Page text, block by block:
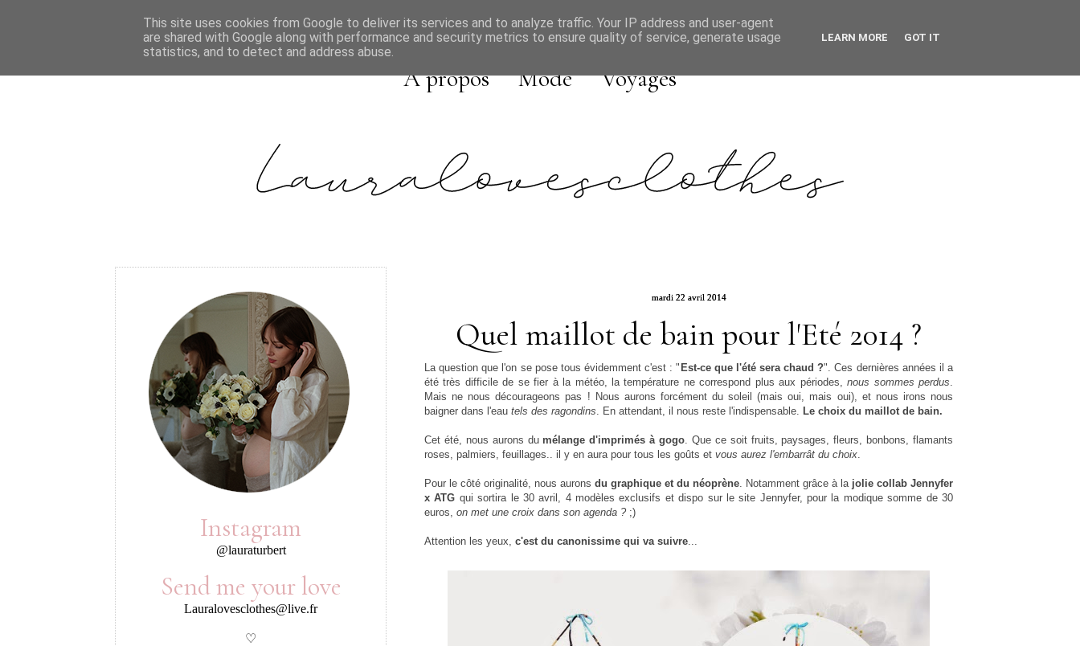
A propos Mode Voyages
mardi 22 avril 2014
Quel maillot de bain pour l'Eté 2014 ?
La question que l'on se pose tous évidemment c'est : " Est-ce que l'été sera chaud ?". Ces dernières années il a
été très difficile de se fier à la météo, la température ne correspond plus aux périodes,nous sommes perdus.
Mais ne nous décourageons pas ! Nous aurons forcément du soleil (mais oui, mais oui), et nous irons nous
baigner dans l'eau tels des ragondins. En attendant, il nous reste l'indispensable. Le choix du maillot de bain.
Cet été, nous aurons du mélange d'imprimés à gogo. Que ce soit fruits, paysages, fleurs, bonbons, flamants
roses, palmiers, feuillages.. il y en aura pour tous les goûts et vous aurez l'embarrât du choix.
Pour le côté originalité, nous aurons du graphique et du néoprène. Notamment grâce à la jolie collab Jennyfer
x ATG qui sortira le 30 avril, 4 modèles exclusifs et dispo sur le site Jennyfer, pour la modique somme de 30
euros, on met une croix dans son agenda ?;)
Attention les yeux, c'est du canonissime qui va suivre...
Instagram
@lauraturbert
Send me your love
Lauralovesclothes@live.fr
♡
This site uses cookies from Google to deliver its services and to analyze traffic. Your IP address and user-agent
are shared with Google along with performance and security metrics to ensure quality of service, generate usage
statistics, and to detect and address abuse.
LEARN MORE GOT IT